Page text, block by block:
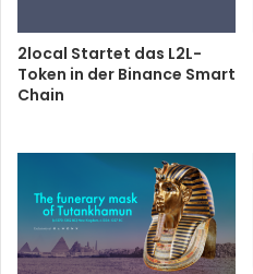
2local Startet das L2L-
Token in der Binance Smart
Chain